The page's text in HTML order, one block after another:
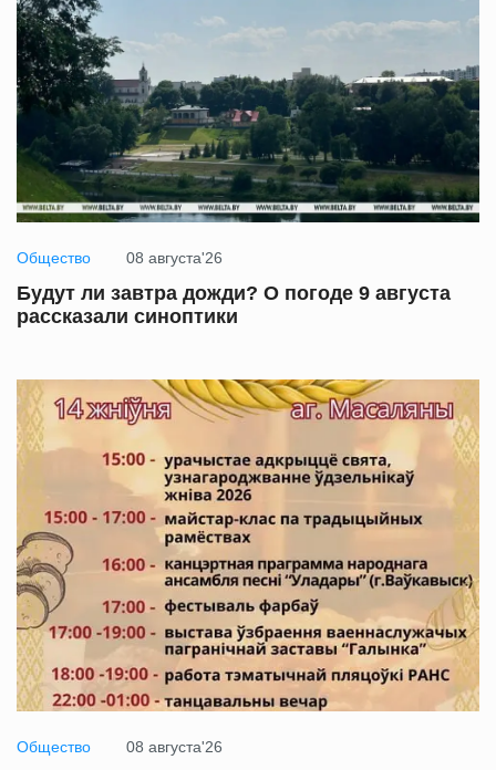
Общество 08 августа'26
Будут ли завтра дожди? О погоде 9 августа
рассказали синоптики
Общество 08 августа'26